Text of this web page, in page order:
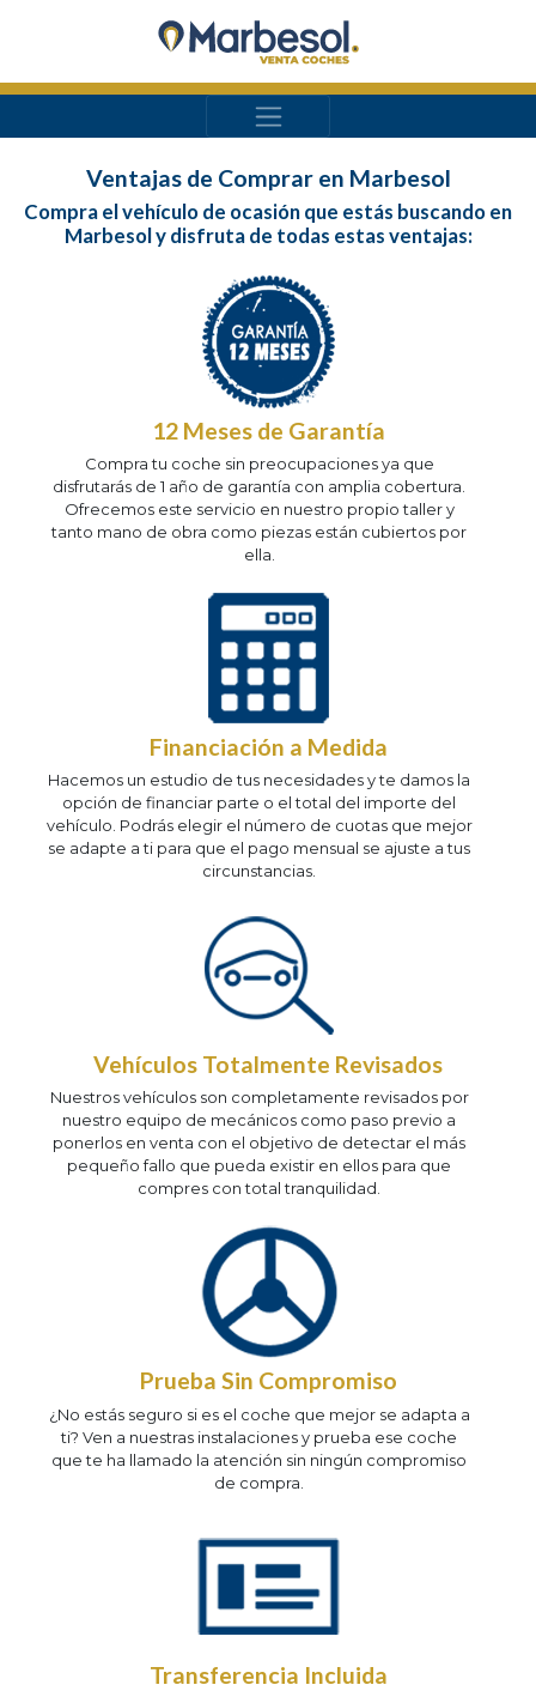
Ventajas de Comprar en Marbesol
Compra el vehículo de ocasión que estás buscando en
Marbesol y disfruta de todas estas ventajas:
12 Meses de Garantía
Compra tu coche sin preocupaciones ya que
disfrutarás de 1 año de garantía con amplia cobertura.
Ofrecemos este servicio en nuestro propio taller y
tanto mano de obra como piezas están cubiertos por
ella.
Financiación a Medida
Hacemos un estudio de tus necesidades y te damos la
opción de financiar parte o el total del importe del
vehículo. Podrás elegir el número de cuotas que mejor
se adapte a ti para que el pago mensual se ajuste a tus
circunstancias.
Vehículos Totalmente Revisados
Nuestros vehículos son completamente revisados por
nuestro equipo de mecánicos como paso previo a
ponerlos en venta con el objetivo de detectar el más
pequeño fallo que pueda existir en ellos para que
compres con total tranquilidad.
Prueba Sin Compromiso
¿No estás seguro si es el coche que mejor se adapta a
ti? Ven a nuestras instalaciones y prueba ese coche
que te ha llamado la atención sin ningún compromiso
de compra.
Transferencia Incluida